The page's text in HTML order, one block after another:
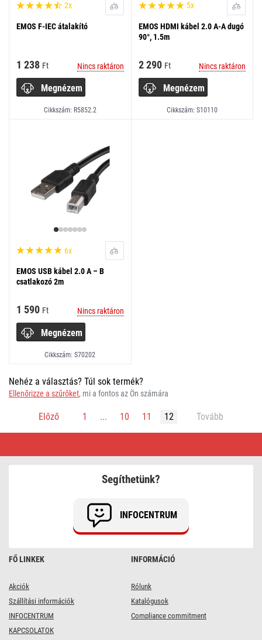
2x
EMOS F-IEC átalakító
1 238 Ft Nincs raktáron
Megnézem
Cikkszám: R5852.2
5x
EMOS HDMI kábel 2.0 A-A dugó
90°, 1.5m
2 290 Ft Nincs raktáron
Megnézem
Cikkszám: S10110
6x
EMOS USB kábel 2.0 A – B
csatlakozó 2m
1 590 Ft Nincs raktáron
Megnézem
Cikkszám: S70202
Nehéz a választás? Túl sok termék?
Ellenőrizze a szűrőket, mi a fontos az Ön számára
Előző 1 ... 10 11 12 Tovább
és
FŐ LINKEK
Akciók
Szállítási információk
INFOCENTRUM
KAPCSOLATOK
INFORMÁCIÓ
Rólunk
Katalógusok
Compliance commitment
Segíthetünk?
INFOCENTRUM